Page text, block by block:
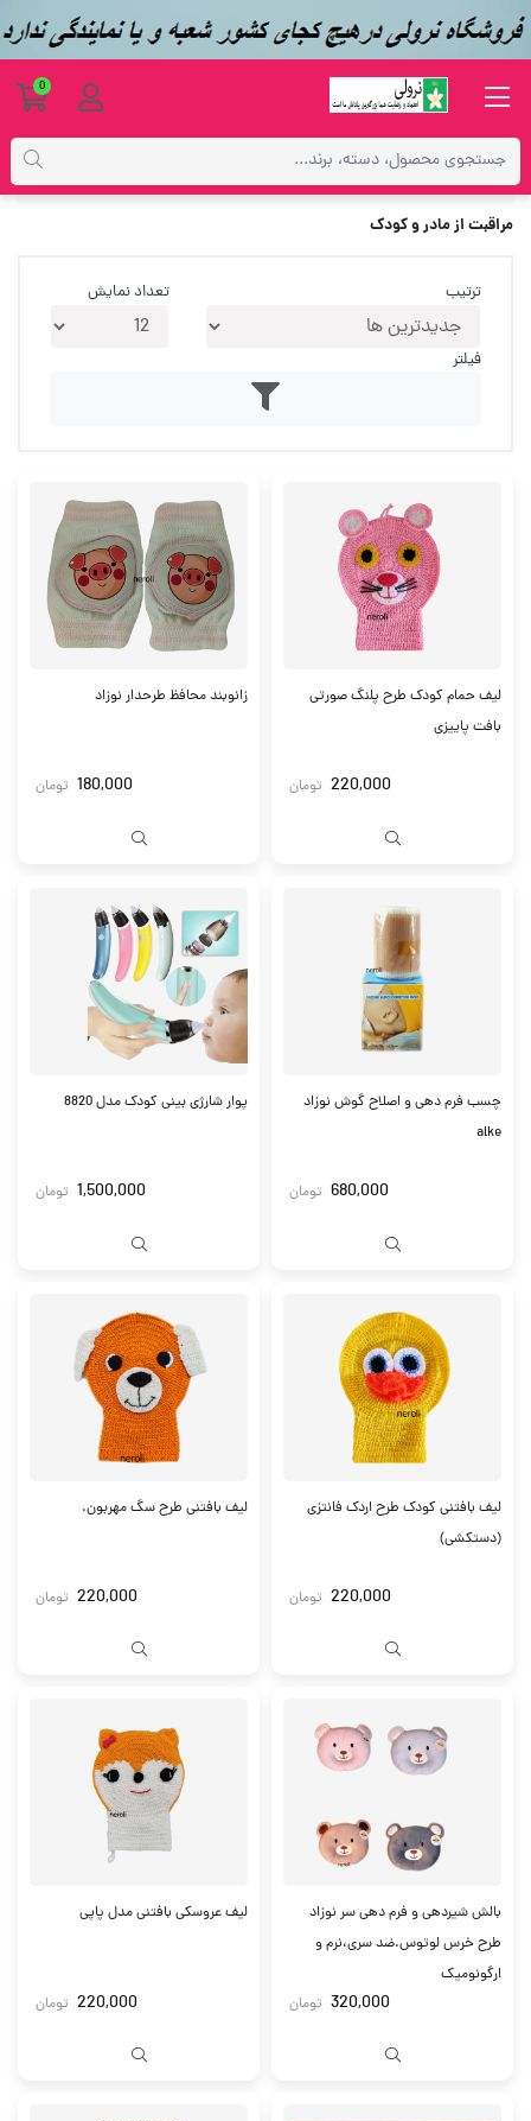
مراقبت از مادر و کودک
ترتیب تعداد نمایش
فیلتر
لیف حمام کودک طرح پلنگ صورتی
بافت پاییزی
220,000 تومان
زانوبند محافظ طرحدار نوزاد
180,000 تومان
چسب فرم دهی و اصلاح گوش نوزاد
alke
680,000 تومان
پوار شارژی بینی کودک مدل 8820
1,500,000 تومان
لیف بافتنی کودک طرح اردک فانتزی
(دستکشی)
220,000 تومان
لیف بافتنی طرح سگ مهربون.
220,000 تومان
بالش شیردهی و فرم دهی سر نوزاد
طرح خرس لوتوس.ضد سری،نرم و
ارگونومیک
320,000 تومان
لیف عروسکی بافتنی مدل پاپی
220,000 تومان
0